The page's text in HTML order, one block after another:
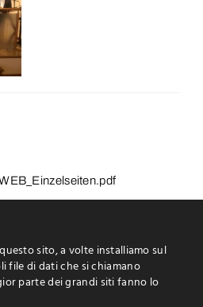
sito, a volte installiamo sul
file di dati che si chiamano
parte dei grandi siti fanno lo